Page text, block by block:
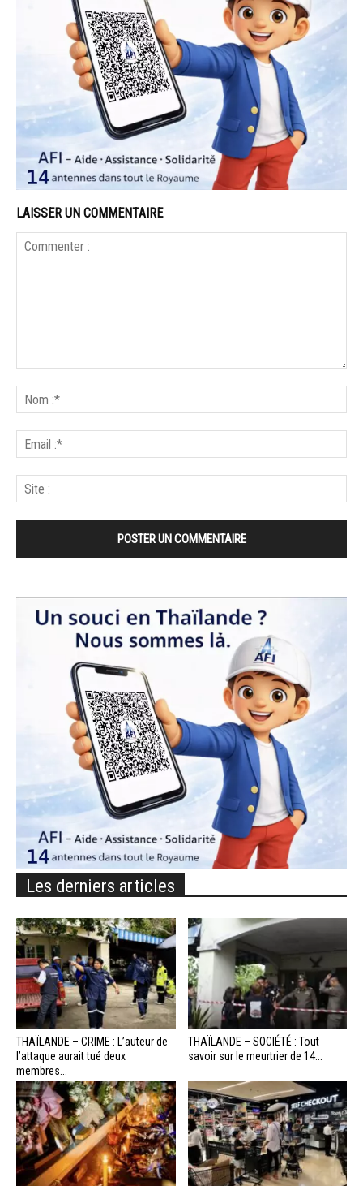
LAISSER UN COMMENTAIRE
Les derniers articles
THAÏLANDE – CRIME : L’auteur de
l’attaque aurait tué deux
membres...
THAÏLANDE – SOCIÉTÉ : Tout
savoir sur le meurtrier de 14...